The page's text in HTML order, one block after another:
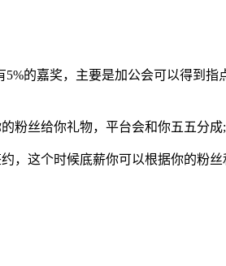
的嘉奖，主要是加公会可以得到
粉丝给你礼物，平台会和你五五分成;
，这个时候底薪你可以根据你的粉